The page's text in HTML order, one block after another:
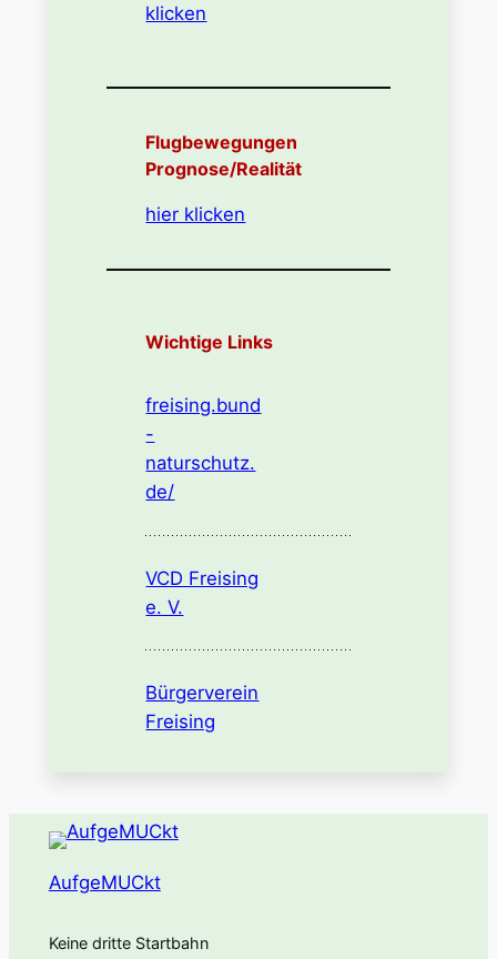
klicken
Flugbewegungen
Prognose/Realität
hier klicken
Wichtige Links
freising.bund
-
naturschutz.
de/
VCD Freising
e. V.
Bürgerverein
Freising
AufgeMUCkt
Keine dritte Startbahn